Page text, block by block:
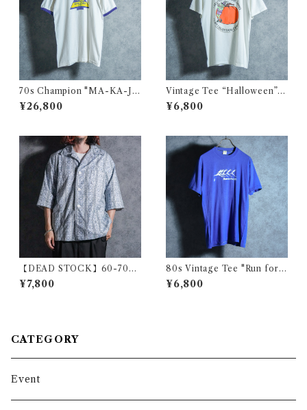
70s Champion "MA-KA-JA
-WAN" Vintage Tee USA製
ヴィンテージ Tシャツ チャン
¥26,800
Vintage Tee “Halloween” O
nietaヴィンテージ Tシャツ ハ
ロウィン オニータ 115
¥6,800
【DEAD STOCK】60-70s
Polish Army Stripe Open-c
ollar Shirts Blue ポーランド
¥7,800
80s Vintage Tee "Run forth
e arts." ヴィンテージ Tシャツ
チャリティー アート 105
¥6,800
CATEGORY
Event